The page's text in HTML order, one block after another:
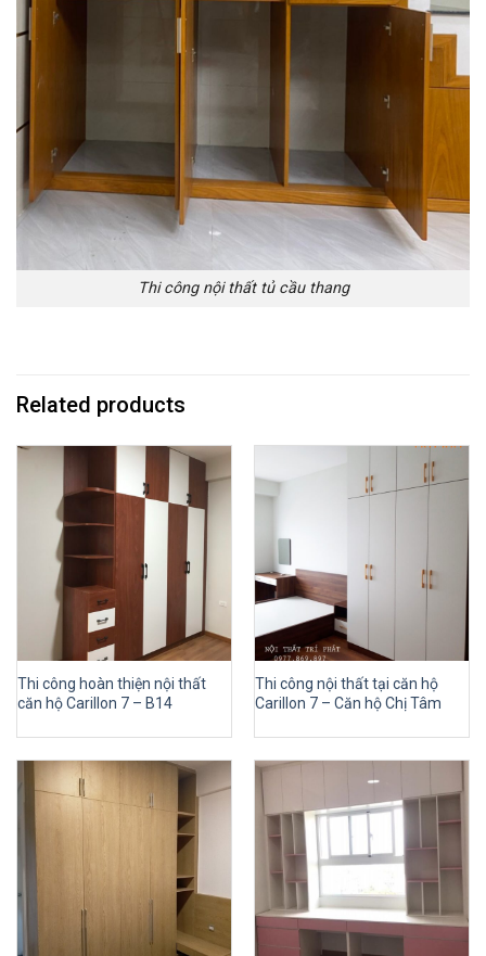
Thi công nội thất tủ cầu thang
Related products
Thi công hoàn thiện nội thất
căn hộ Carillon 7 – B14
Thi công nội thất tại căn hộ
Carillon 7 – Căn hộ Chị Tâm